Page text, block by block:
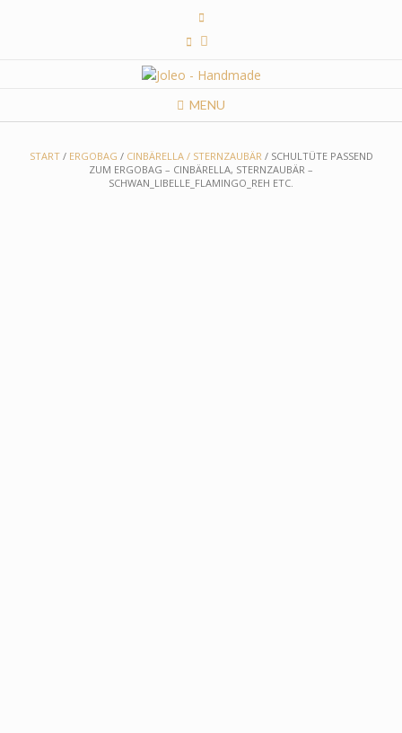
MENU
START/ ERGOBAG / CINBÄRELLA / STERNZAUBÄR/ SCHULTÜTE PASSEND
ZUM ERGOBAG – CINBÄRELLA, STERNZAUBÄR –
SCHWAN_LIBELLE_FLAMINGO_REH ETC.